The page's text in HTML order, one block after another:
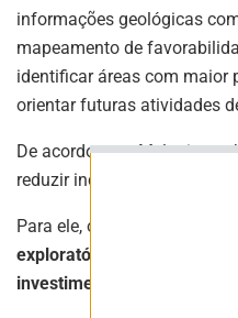
informações geológicas
mapeamento de
identificar áreas com maior
orientar futuras atividades
De acordo com Meloni, o
reduzir incertezas no setor.
Para ele, o estudo contribui
exploratórios e fornecer
investimentos futuros”